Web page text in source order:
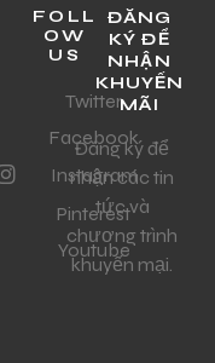
FOLL
OW
US
Twitter
Facebook
Instagram
Pinterest
Youtube
ĐĂNG
KÝ ĐỂ
NHẬN
KHUYẾN
MÃI
Đăng ký để
nhận các tin
tức và
chương trình
khuyến mại.